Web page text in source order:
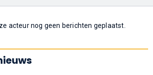
acteur nog geen berichten geplaatst.